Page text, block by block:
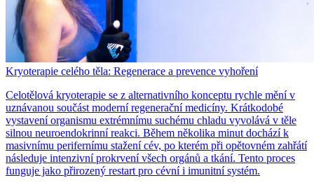
Kryoterapie celého těla: Regenerace a prevence vyhoření
Celotělová kryoterapie se z alternativního konceptu rychle mění v
uznávanou součást moderní regenerační medicíny. Krátkodobé
vystavení organismu extrémnímu suchému chladu vyvolává v těle
silnou neuroendokrinní reakci. Během několika minut dochází k
masivnímu perifernímu stažení cév, po kterém při opětovném zahřátí
následuje intenzivní prokrvení všech orgánů a tkání. Tento proces
funguje jako přirozený restart pro cévní i imunitní systém.